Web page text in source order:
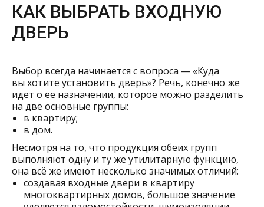
КАК ВЫБРАТЬ ВХОДНУЮ
ДВЕРЬ
Выбор всегда начинается с вопроса — «Куда
вы хотите установить дверь»? Речь, конечно же
идет о ее назначении, которое можно разделить
на две основные группы:
в квартиру;
в дом.
Несмотря на то, что продукция обеих групп
выполняют одну и ту же утилитарную функцию,
она всё же имеют несколько значимых отличий:
создавая входные двери в квартиру
многоквартирных домов, большое значение